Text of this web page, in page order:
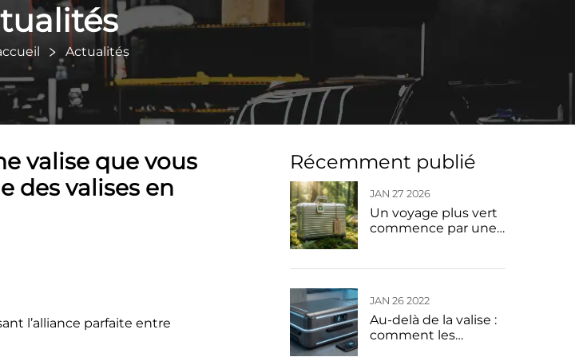
Actualités
valise que vous
des valises en
l’alliance parfaite entre
Récemment publié
JAN 27 2026
Un voyage plus vert
commence par une
le charme durable
aluminium
JAN 26 2022
Au-delà de la valise :
comment les